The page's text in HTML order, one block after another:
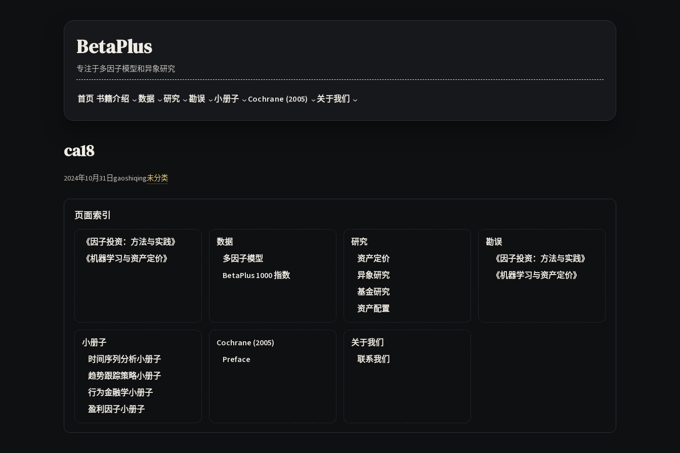
BetaPlus
专注于多因子模型和异象研究
首页 书籍介绍 数据 研究 勘误 小册子 Cochrane (2005) 关于我们
ca18
2024年10月31日gaoshiqing未分类
页面索引
《因子投资：方法与实践》
《机器学习与资产定价》
数据
多因子模型
BetaPlus 1000 指数
研究
资产定价
异象研究
基金研究
资产配置
勘误
《因子投资：方法与实践》
《机器学习与资产定价》
小册子
时间序列分析小册子
趋势跟踪策略小册子
行为金融学小册子
盈利因子小册子
Cochrane (2005)
Preface
关于我们
联系我们